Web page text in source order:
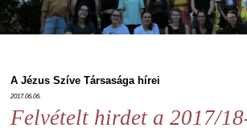
A Jézus Szíve Társasága hírei
2017.06.06.
Felvételt hirdet a 2017/